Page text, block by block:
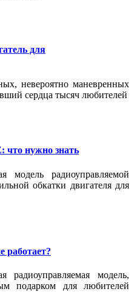
для
невероятно маневренных
сердца тысяч любителей
что нужно знать
радиоуправляемой
обкатки двигателя для
работает?
модель,
подарком для любителей